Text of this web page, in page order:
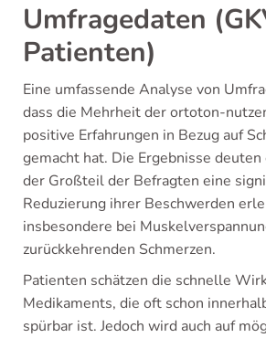
Umfragedaten
Patienten)
Eine umfassende Analyse von
dass die Mehrheit der ortoton-
positive Erfahrungen in Bezug auf
gemacht hat. Die Ergebnisse deuten
der Großteil der Befragten eine
Reduzierung ihrer Beschwerden
insbesondere bei
zurückkehrenden Schmerzen.
Patienten schätzen die schnelle
Medikaments, die oft schon
spürbar ist. Jedoch wird auch auf